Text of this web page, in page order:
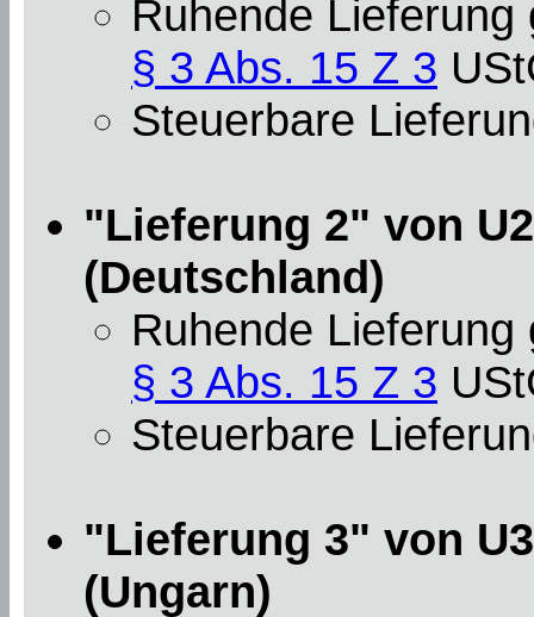
Ruhende
§ 3 Abs. 15 Z 3
Steuerbare
"Lieferung 2" von
(Deutschland)
Ruhende
§ 3 Abs. 15 Z 3
Steuerbare
"Lieferung 3" von
(Ungarn)